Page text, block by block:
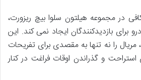
در مجموعه هیلتون سلوا بیچ ریزورت،
برای بازدیدکنندگان ایجاد نمی کند. این
را نه تنها به مقصدی برای تفریحات
استراحت و گذراندن اوقات فراغت در کنار